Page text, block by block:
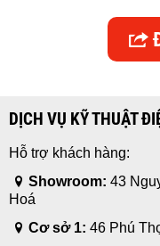
DỊCH VỤ KỸ THUẬT
Hỗ trợ khách hàng:
Showroom: 43
Hoá
Cơ sở 1: 46 Phú